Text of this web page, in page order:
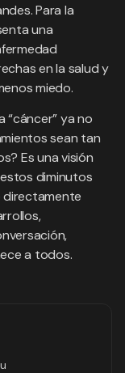
Para la
una
en la salud y
miedo.
“cáncer” ya no
sean tan
Es una visión
diminutos
directamente
a todos.